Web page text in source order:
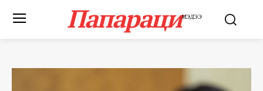
ПапарациМЭДЭЭ